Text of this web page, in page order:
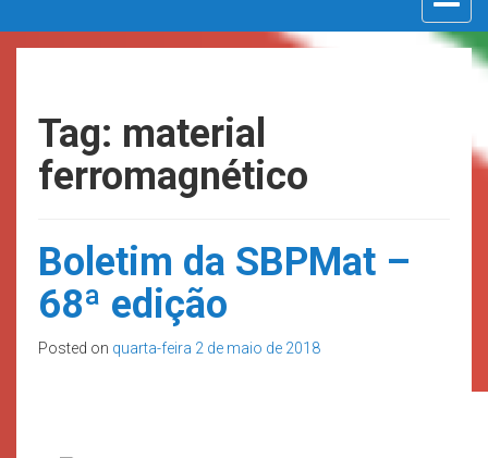
Tag: material
ferromagnético
Boletim da SBPMat –
68ª edição
Posted on quarta-feira 2 de maio de 2018